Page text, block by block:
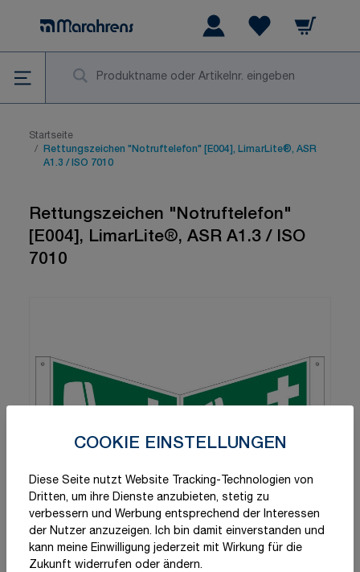
COOKIE EINSTELLUNGEN
Diese Seite nutzt Website Tracking-Technologien von
Dritten, um ihre Dienste anzubieten, stetig zu
verbessern und Werbung entsprechend der Interessen
der Nutzer anzuzeigen. Ich bin damit einverstanden und
kann meine Einwilligung jederzeit mit Wirkung für die
Zukunft widerrufen oder ändern.
Warenkorb
Startseite
/
Rettungszeichen "Notruftelefon" [E004], LimarLite®, ASR
A1.3 / ISO 7010
Rettungszeichen "Notruftelefon"
[E004], LimarLite®, ASR A1.3 / ISO
7010